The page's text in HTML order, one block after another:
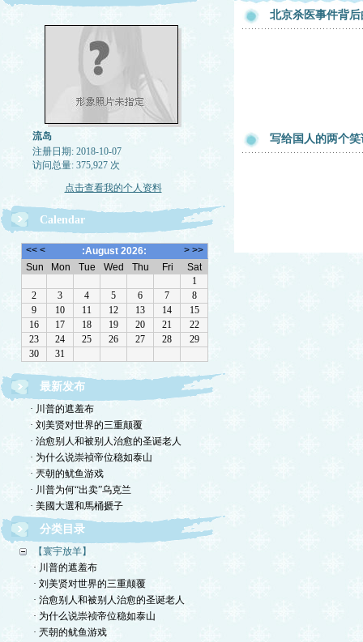
流岛
注册日期: 2018-10-07
访问总量: 375,927 次
点击查看我的个人资料
Calendar
最新发布
· 川普的遮羞布
· 刘美贤对世界的三重颠覆
· 治愈别人和被别人治愈的圣诞老人
· 为什么说崇祯帝位稳如泰山
· 兲朝的鱿鱼游戏
· 川普为何“出卖”乌克兰
· 美國大選和馬桶搋子
分类目录
【寰宇放羊】
· 川普的遮羞布
· 刘美贤对世界的三重颠覆
· 治愈别人和被别人治愈的圣诞老人
· 为什么说崇祯帝位稳如泰山
· 兲朝的鱿鱼游戏
北京杀医事件背
写给国人的两个笑